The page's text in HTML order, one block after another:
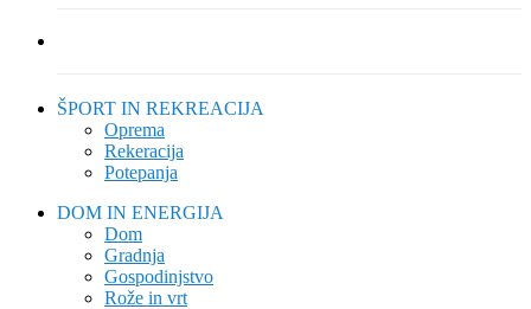
ŠPORT IN REKREACIJA
Oprema
Rekeracija
Potepanja
DOM IN ENERGIJA
Dom
Gradnja
Gospodinjstvo
Rože in vrt